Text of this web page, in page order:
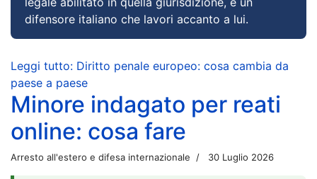
difensore italiano che lavori accanto a lui.
Leggi tutto: Diritto penale europeo: cosa cambia da
paese a paese
Minore indagato per reati
online: cosa fare
Arresto all'estero e difesa internazionale 30 Luglio 2026